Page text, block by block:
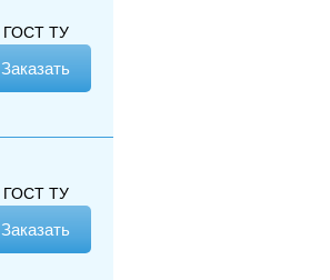
ГОСТ ТУ
Заказать
ГОСТ ТУ
Заказать